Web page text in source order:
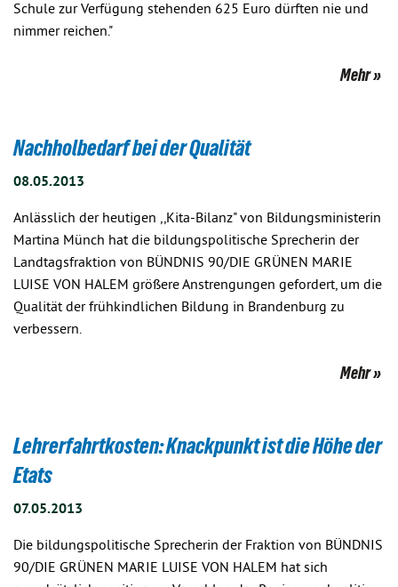
Schule zur Verfügung stehenden 625 Euro dürften nie und
nimmer reichen."
Mehr
Nachholbedarf bei der Qualität
08.05.2013
Anlässlich der heutigen ,,Kita-Bilanz" von Bildungsministerin
Martina Münch hat die bildungspolitische Sprecherin der
Landtagsfraktion von BÜNDNIS 90/DIE GRÜNEN MARIE
LUISE VON HALEM größere Anstrengungen gefordert, um die
Qualität der frühkindlichen Bildung in Brandenburg zu
verbessern.
Mehr
Lehrerfahrtkosten: Knackpunkt ist die Höhe der
Etats
07.05.2013
Die bildungspolitische Sprecherin der Fraktion von BÜNDNIS
90/DIE GRÜNEN MARIE LUISE VON HALEM hat sich